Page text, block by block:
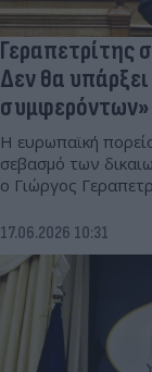
Γεραπετρίτης
Δεν θα
συμφερόντων»
Η ευρωπαϊκή
σεβασμό των
ο Γιώργος
17.06.2026 10:31